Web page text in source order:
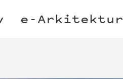
e-Arkitektur